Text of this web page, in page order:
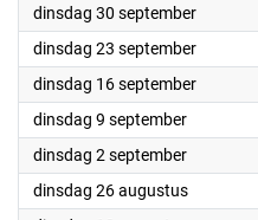
dinsdag 30 september2025
dinsdag 23 september2025
dinsdag 16 september2025
dinsdag 9 september2025
dinsdag 2 september2025
dinsdag 26 augustus2025